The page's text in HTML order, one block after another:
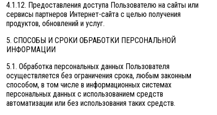
4.1.12. Предоставления доступа Пользователю на сайты или
сервисы партнеров Интернет-сайта с целью получения
продуктов, обновлений и услуг.
5. СПОСОБЫ И СРОКИ ОБРАБОТКИ ПЕРСОНАЛЬНОЙ
ИНФОРМАЦИИ
5.1. Обработка персональных данных Пользователя
осуществляется без ограничения срока, любым законным
способом, в том числе в информационных системах
персональных данных с использованием средств
автоматизации или без использования таких средств.